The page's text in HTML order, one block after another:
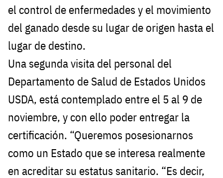
el control de enfermedades y el movimiento
del ganado desde su lugar de origen hasta el
lugar de destino.
Una segunda visita del personal del
Departamento de Salud de Estados Unidos
USDA, está contemplado entre el 5 al 9 de
noviembre, y con ello poder entregar la
certificación. “Queremos posesionarnos
como un Estado que se interesa realmente
en acreditar su estatus sanitario. “Es decir,